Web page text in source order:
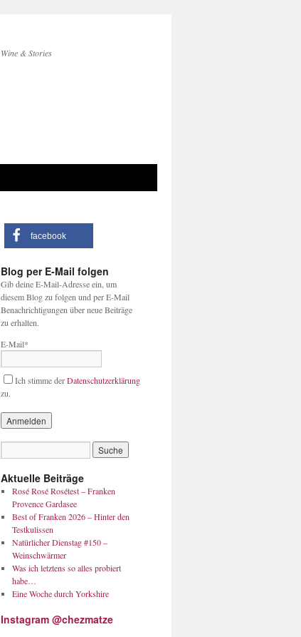
Wine & Stories
facebook
Blog per E-Mail folgen
Gib deine E-Mail-Adresse ein, um
diesem Blog zu folgen und per E-Mail
Benachrichtigungen über neue Beiträge
zu erhalten.
E-Mail*
Ich stimme derDatenschutzerklärung
zu.
Aktuelle Beiträge
Rosé Rosé Rosétest – Franken
Provence Gardasee
Best of Franken 2026 – Hinter den
Testkulissen
Natürlicher Dienstag #150 –
Weinschwärmer
Was ich letztens so alles probiert
habe…
Eine Woche durch Yorkshire
Instagram @chezmatze